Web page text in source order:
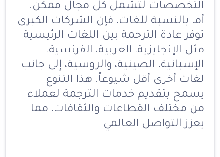
التخصصات لتشمل كل مجال ممكن.
أما بالنسبة للغات، فإن الشركات الكبرى
توفر عادة الترجمة بين اللغات الرئيسية
مثل الإنجليزية، العربية، الفرنسية،
الإسبانية، الصينية، والروسية، إلى جانب
لغات أخرى أقل شيوعاً. هذا التنوع
يسمح بتقديم خدمات الترجمة لعملاء
من مختلف القطاعات والثقافات، مما
يعزز التواصل العالمي